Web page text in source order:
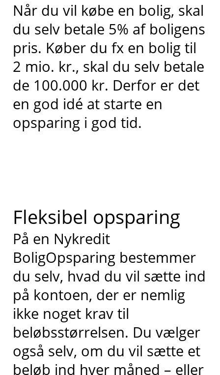
Når du vil købe en bolig, skal
du selv betale 5% af boligens
pris. Køber du fx en bolig til
2 mio. kr., skal du selv betale
de 100.000 kr. Derfor er det
en god idé at starte en
opsparing i god tid.
Fleksibel opsparing
På en Nykredit
BoligOpsparing bestemmer
du selv, hvad du vil sætte ind
på kontoen, der er nemlig
ikke noget krav til
beløbsstørrelsen. Du vælger
også selv, om du vil sætte et
beløb ind hver måned – eller